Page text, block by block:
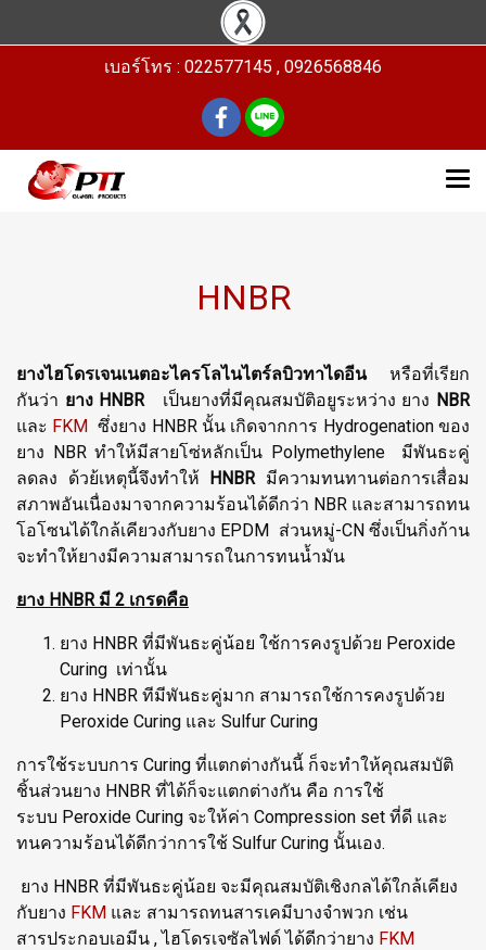
เบอร์โทร : 022577145 , 0926568846
HNBR
ยางไฮโดรเจนเนตอะไครโลไนไตร์ลบิวทาไดอีนหรือที่เรียก
กันว่า ยาง HNBRเป็นยางที่มีคุณสมบัติอยูระหว่าง ยาง NBR
และ FKM ซึ่งยาง HNBR นั้น เกิดจากการ Hydrogenation ของ
ยาง NBR ทำให้มีสายโซ่หลักเป็น Polymethylene มีพันธะคู่
ลดลง ด้วย้เหตุนี้จึงทำให้ HNBRมีความทนทานต่อการเสื่อม
สภาพอันเนื่องมาจากความร้อนได้ดีกว่า NBR และสามารถทน
โอโซนได้ใกล้เคียวงกับยาง EPDM ส่วนหมู่-CN ซึ่งเป็นกิ่งก้าน
จะทำให้ยางมีความสามารถในการทนน้ำมัน
ยาง HNBR มี 2 เกรดคือ
ยาง HNBR ที่มีพันธะคู่น้อย ใช้การคงรูปด้วย Peroxide
Curing เท่านั้น
ยาง HNBR ทีมีพันธะคู่มาก สามารถใช้การคงรูปด้วย
Peroxide Curing และ Sulfur Curing
การใช้ระบบการ Curing ที่แตกต่างกันนี้ ก็จะทำให้คุณสมบัติ
ชิ้นส่วนยาง HNBR ที่ได้ก็จะแตกต่างกัน คือ การใช้
ระบบ Peroxide Curing จะให้ค่า Compression set ที่ดี และ
ทนความร้อนได้ดีกว่าการใช้ Sulfur Curing นั้นเอง.
ยาง HNBR ที่มีพันธะคู่น้อย จะมีคุณสมบัติเชิงกลได้ใกล้เคียง
กับยาง FKM และ สามารถทนสารเคมีบางจำพวก เช่น
สารประกอบเอมีน , ไฮโดรเจซัลไฟด์ ได้ดีกว่ายาง FKM